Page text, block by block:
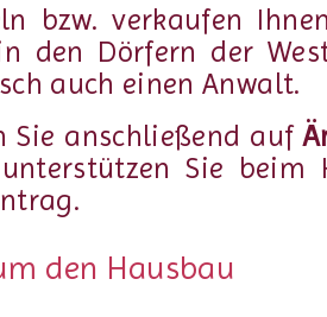
bzw. verkaufen
den Dörfern der
auch einen Anwalt.
Sie anschließend auf
Sie beim
den Hausbau